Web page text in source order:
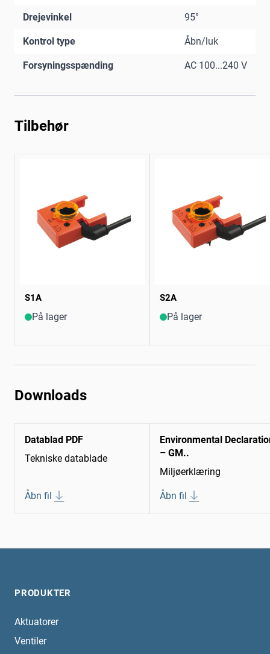
Drejevinkel 95°
Kontrol type Åbn/luk
Forsyningsspænding AC 100...240 V
Tilbehør
S1A
På lager
S2A
På lager
Downloads
Datablad PDF
Tekniske datablade
Åbn fil
Environmental
– GM..
Miljøerklæring
Åbn fil
PRODUKTER
Aktuatorer
Ventiler